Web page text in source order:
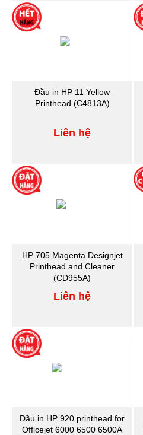
Đầu in HP 11 Yellow
Printhead (C4813A)
Liên hệ
HP 705 Magenta Designjet
Printhead and Cleaner
(CD955A)
Liên hệ
Đầu in HP 920 printhead for
Officejet 6000 6500 6500A